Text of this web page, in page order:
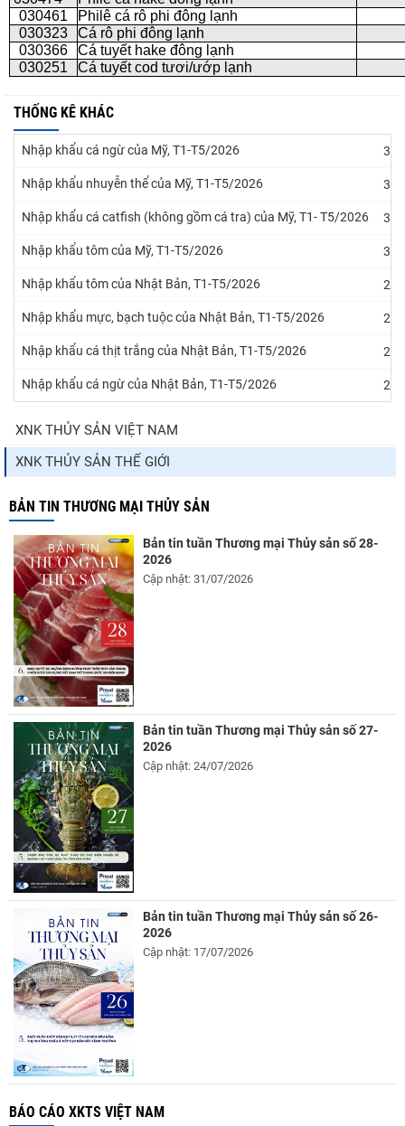
030461
Philê cá rô phi đông lạnh
030323
Cá rô phi đông lạnh
030366
Cá tuyết hake đông lạnh
030251
Cá tuyết cod tươi/ướp lạnh
THỐNG KÊ KHÁC
Nhập khẩu cá ngừ của Mỹ, T1-T5/2026 31/
Nhập khẩu nhuyễn thể của Mỹ, T1-T5/2026 31/
Nhập khẩu cá catfish (không gồm cá tra) của Mỹ, T1- T5/2026 31/
Nhập khẩu tôm của Mỹ, T1-T5/2026 31/
Nhập khẩu tôm của Nhật Bản, T1-T5/2026 24/
Nhập khẩu mực, bạch tuộc của Nhật Bản, T1-T5/2026 24/
Nhập khẩu cá thịt trắng của Nhật Bản, T1-T5/2026 24/
Nhập khẩu cá ngừ của Nhật Bản, T1-T5/2026 24/
XNK THỦY SẢN VIỆT NAM
XNK THỦY SẢN THẾ GIỚI
BẢN TIN THƯƠNG MẠI THỦY SẢN
Bản tin tuần Thương mại Thủy sản số 28-
2026
Cập nhật: 31/07/2026
Bản tin tuần Thương mại Thủy sản số 27-
2026
Cập nhật: 24/07/2026
Bản tin tuần Thương mại Thủy sản số 26-
2026
Cập nhật: 17/07/2026
BÁO CÁO XKTS VIỆT NAM